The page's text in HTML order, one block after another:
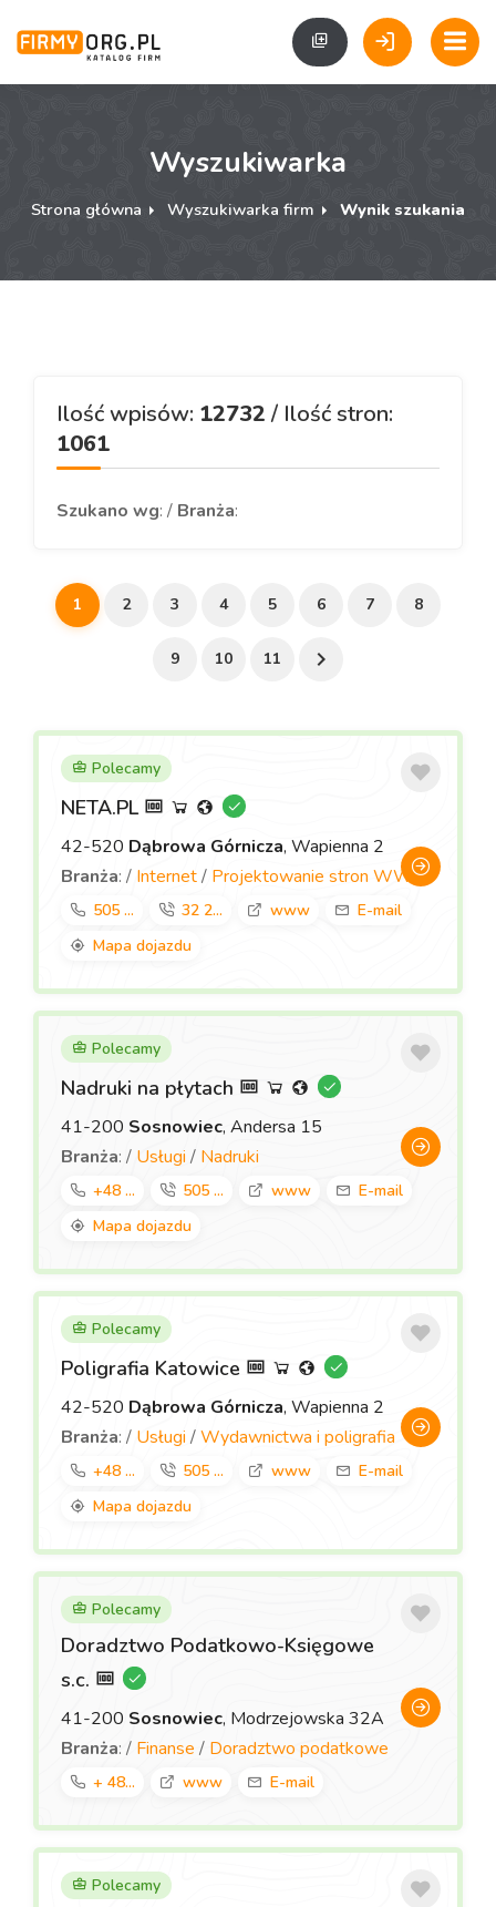
Wyszukiwarka
Strona główna Wyszukiwarka firm Wynik szukania
Ilość wpisów: 12732 / Ilość stron:
1061
Szukano wg: / Branża:
1 2 3 4 5 6 7 8
9 10 11
Polecamy
NETA.PL
42-520 Dąbrowa Górnicza, Wapienna 2
Branża: / Internet/ Projektowanie stron WWW
505 ... 32 2... www
E-mail
Mapa dojazdu
Polecamy
Nadruki na płytach
41-200 Sosnowiec, Andersa 15
Branża: / Usługi / Nadruki
+48 ... 505 ... www
E-mail
Mapa dojazdu
Polecamy
Poligrafia Katowice
42-520 Dąbrowa Górnicza, Wapienna 2
Branża: / Usługi /Wydawnictwa i poligrafia
+48 ... 505 ... www
E-mail
Mapa dojazdu
Polecamy
Doradztwo Podatkowo-Księgowe
s.c.
41-200 Sosnowiec, Modrzejowska 32A
Branża: / Finanse / Doradztwo podatkowe
+ 48... www E-mail
Polecamy